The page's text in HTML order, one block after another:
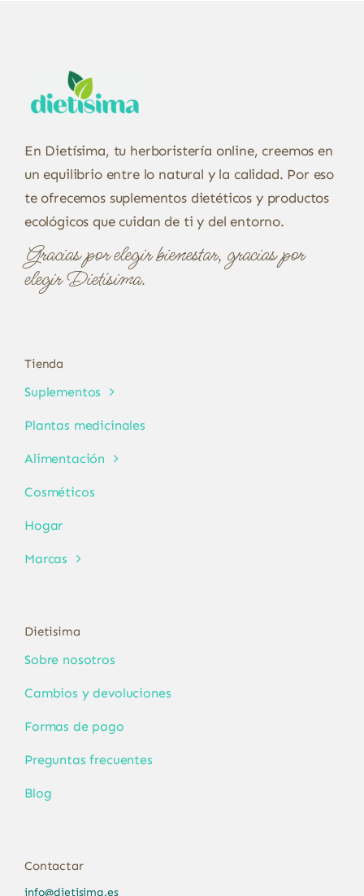
En Dietísima, tu herboristería online, creemos en
un equilibrio entre lo natural y la calidad. Por eso
te ofrecemos suplementos dietéticos y productos
ecológicos que cuidan de ti y del entorno.
Gracias por elegir bienestar, gracias por
elegir Dietísima.
Tienda
Suplementos
Plantas medicinales
Alimentación
Cosméticos
Hogar
Marcas
Dietisima
Sobre nosotros
Cambios y devoluciones
Formas de pago
Preguntas frecuentes
Blog
Contactar
info@dietisima.es